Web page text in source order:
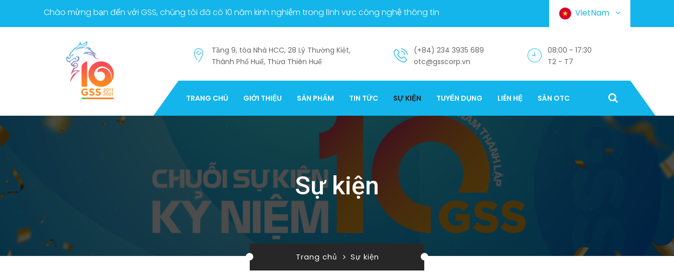
Chào mừng bạn đến với GSS, chúng tôi đã có 10 năm kinh nghiệm trong lĩnh vực công nghệ thông tin VietNam
Tầng 9, tòa Nhà HCC, 28 Lý Thường Kiệt,
Thành Phố Huế, Thừa Thiên Huế
(+84) 234 3935 689
otc@gsscorp.vn
08:00 - 17:30
T2 - T7
TRANG CHỦ GIỚI THIỆU SẢN PHẨM TIN TỨC SỰ KIỆN TUYỂN DỤNG LIÊN HỆ SÀN OTC
Sự kiện
Trang chủ Sự kiện